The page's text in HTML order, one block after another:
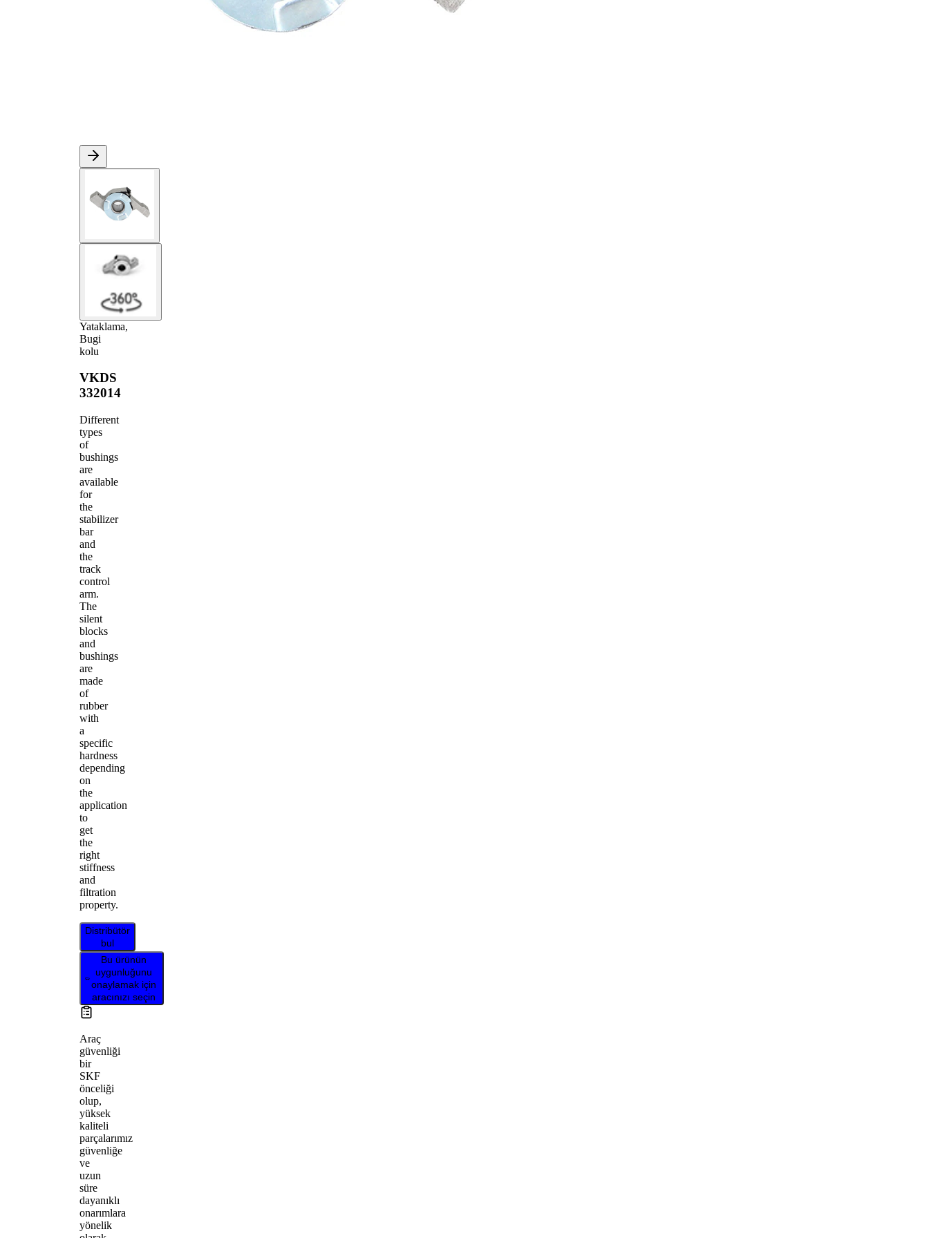
Yataklama,
Bugi
kolu
VKDS
332014
Different
types
of
bushings
are
available
for
the
stabilizer
bar
and
the
track
control
arm.
The
silent
blocks
and
bushings
are
made
of
rubber
with
a
specific
hardness
depending
on
the
application
to
get
the
right
stiffness
and
filtration
property.
Distribütör
bul
Bu ürünün
uygunluğunu
onaylamak için
aracınızı seçin
Araç
güvenliği
bir
SKF
önceliği
olup,
yüksek
kaliteli
parçalarımız
güvenliğe
ve
uzun
süre
dayanıklı
onarımlara
yönelik